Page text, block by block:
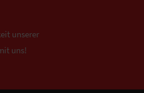
unserer
uns!